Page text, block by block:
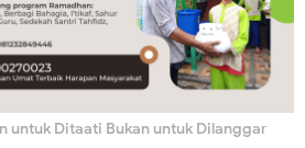
untuk Ditaati Bukan untuk Dilanggar